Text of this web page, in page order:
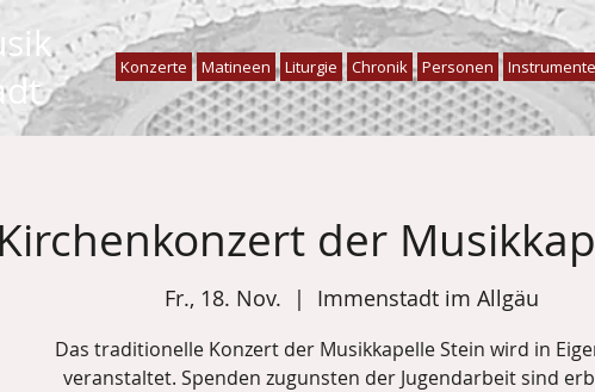
Konzerte Matineen Liturgie Chronik Personen Instrumente
der
Fr., 18. Nov.
  |
Immenstadt im Allgäu
Das traditionelle Konzert der Musikkapelle Stein wird in
veranstaltet. Spenden zugunsten der Jugendarbeit sind